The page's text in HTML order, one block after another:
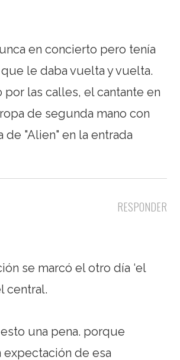
en concierto pero tenía
le daba vuelta y vuelta.
por las calles, el cantante en
de segunda mano con
de "Alien" en la entrada
RESPONDER
se marcó el otro día ‘el
central.
una pena. porque
expectación de esa